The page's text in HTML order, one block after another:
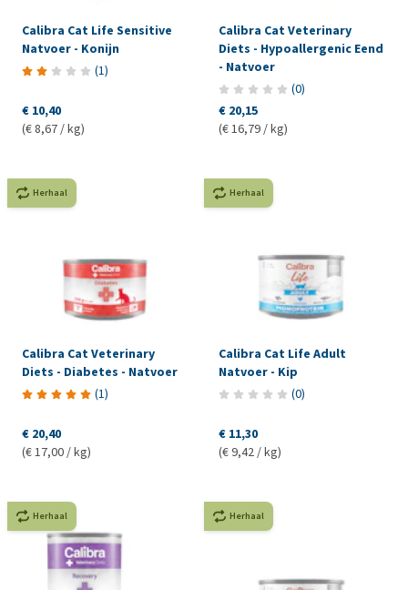
Calibra Cat Life Sensitive
Natvoer - Konijn
(1)
€ 10,40
(€ 8,67 / kg)
Calibra Cat Veterinary
Diets - Hypoallergenic Eend
- Natvoer
(0)
€ 20,15
(€ 16,79 / kg)
Herhaal
Calibra Cat Veterinary
Diets - Diabetes - Natvoer
(1)
€ 20,40
(€ 17,00 / kg)
Herhaal
Calibra Cat Life Adult
Natvoer - Kip
(0)
€ 11,30
(€ 9,42 / kg)
Herhaal Herhaal